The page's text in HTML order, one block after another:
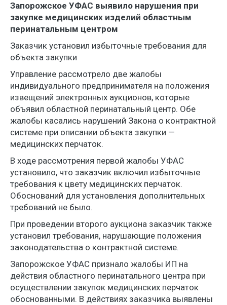
Запорожское УФАС выявило нарушения при
закупке медицинских изделий областным
перинатальным центром
Заказчик установил избыточные требования для
объекта закупки
Управление рассмотрело две жалобы
индивидуального предпринимателя на положения
извещений электронных аукционов, которые
объявил областной перинатальный центр. Обе
жалобы касались нарушений Закона о контрактной
системе при описании объекта закупки —
медицинских перчаток.
В ходе рассмотрения первой жалобы УФАС
установило, что заказчик включил избыточные
требования к цвету медицинских перчаток.
Обоснований для установления дополнительных
требований не было.
При проведении второго аукциона заказчик также
установил требования, нарушающие положения
законодательства о контрактной системе.
Запорожское УФАС признало жалобы ИП на
действия областного перинатального центра при
осуществлении закупок медицинских перчаток
обоснованными. В действиях заказчика выявлены